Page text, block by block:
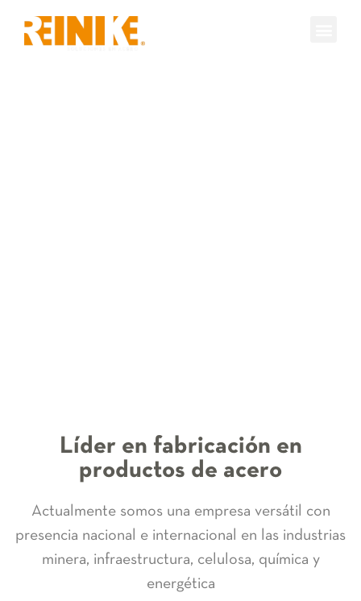
Líder en fabricación en
productos de acero
Actualmente somos una empresa versátil con
presencia nacional e internacional en las industrias
minera, infraestructura, celulosa, química y
energética